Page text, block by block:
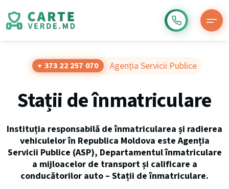
+ 373 22 257 070 Agenția Servicii Publice
Stații de înmatriculare
Instituția responsabilă de înmatricularea și radierea
vehiculelor în Republica Moldova este Agenția
Servicii Publice (ASP), Departamentul înmatriculare
a mijloacelor de transport și calificare a
conducătorilor auto – Stații de înmatriculare.